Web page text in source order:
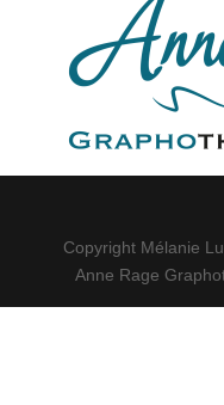
Copyright Mélanie
Anne Rage